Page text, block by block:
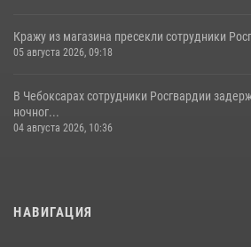
Кражу из магазина пресекли сотрудники
05 августа 2026, 09:18
В Чебоксарах сотрудники Росгвардии
ночног...
04 августа 2026, 10:36
НАВИГАЦИЯ